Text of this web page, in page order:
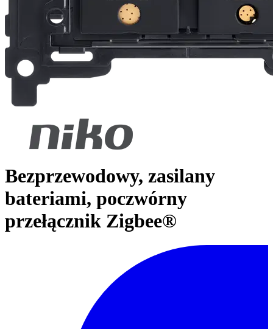
Bezprzewodowy, zasilany
bateriami, poczwórny
przełącznik Zigbee®